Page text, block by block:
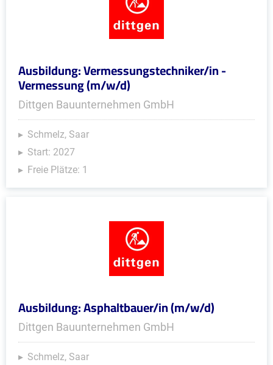
Ausbildung: Vermessungstechniker/in -
Vermessung (m/w/d)
Dittgen Bauunternehmen GmbH
Schmelz, Saar
Start: 2027
Freie Plätze: 1
Ausbildung: Asphaltbauer/in (m/w/d)
Dittgen Bauunternehmen GmbH
Schmelz, Saar